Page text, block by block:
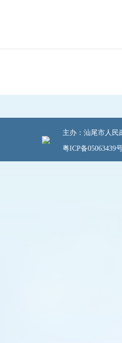
主办：汕尾市人民
粤ICP备05063439